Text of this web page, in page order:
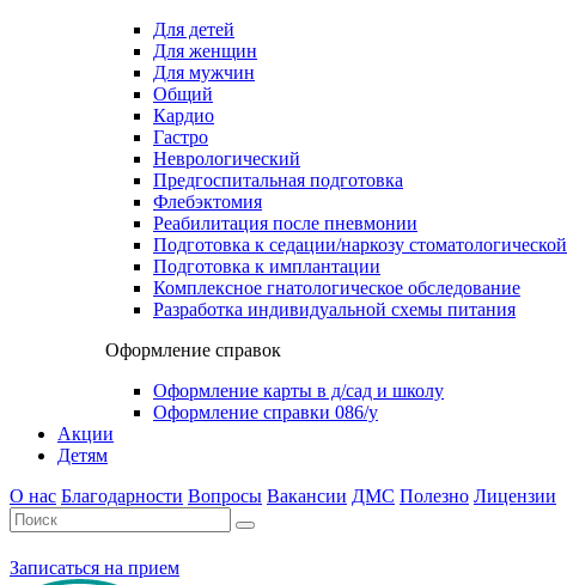
Для детей
Для женщин
Для мужчин
Общий
Кардио
Гастро
Неврологический
Предгоспитальная подготовка
Флебэктомия
Реабилитация после пневмонии
Подготовка к седации/наркозу стоматологической
Подготовка к имплантации
Комплексное гнатологическое обследование
Разработка индивидуальной схемы питания
Оформление справок
Оформление карты в д/сад и школу
Оформление справки 086/у
Акции
Детям
О нас Благодарности Вопросы Вакансии ДМС Полезно Лицензии
Записаться на прием